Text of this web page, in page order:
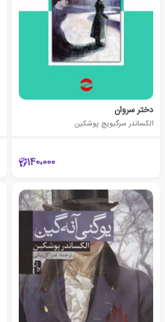
دختر سروان
الکساندر سرگیویچ پوشکین
140،000